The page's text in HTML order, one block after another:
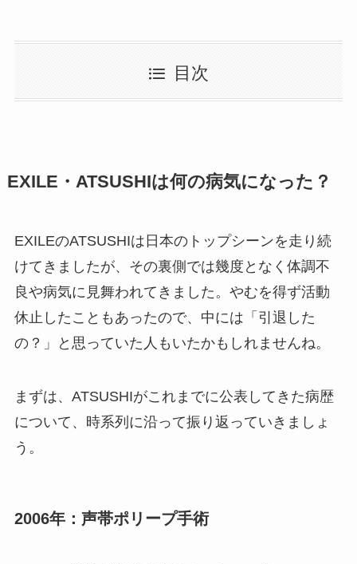
目次
EXILE・ATSUSHIは何の病気になった？
EXILEのATSUSHIは日本のトップシーンを走り続
けてきましたが、その裏側では幾度となく体調不
良や病気に見舞われてきました。やむを得ず活動
休止したこともあったので、中には「引退した
の？」と思っていた人もいたかもしれませんね。
まずは、ATSUSHIがこれまでに公表してきた病歴
について、時系列に沿って振り返っていきましょ
う。
2006年：声帯ポリープ手術